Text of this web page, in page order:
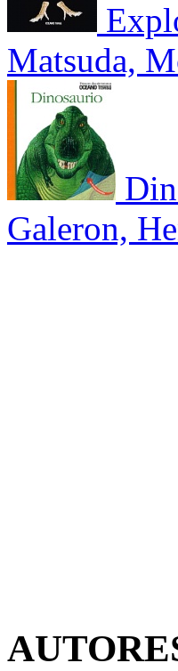
Matsuda,
Galeron,